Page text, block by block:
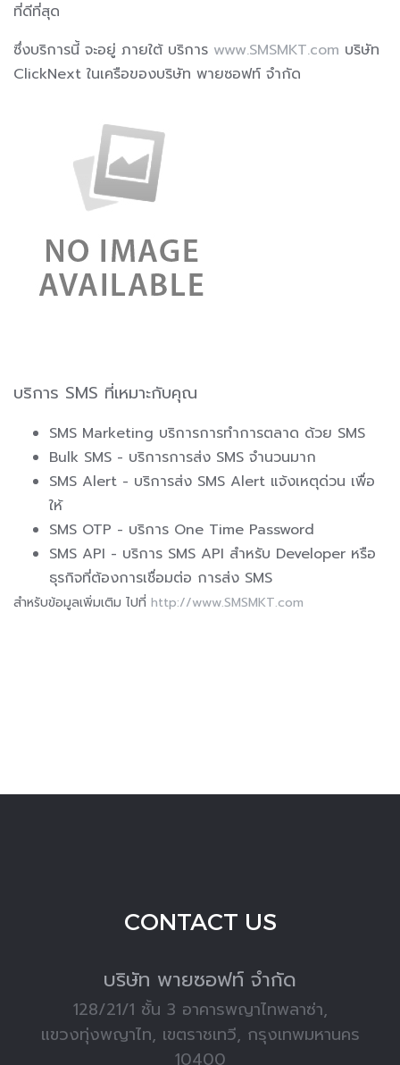
ที่ดีที่สุด
ซึ่งบริการนี้ จะอยู่ ภายใต้ บริการ www.SMSMKT.com บริษัท
ClickNext ในเครือของบริษัท พายซอฟท์ จำกัด
บริการ SMS ที่เหมาะกับคุณ
SMS Marketing บริการการทำการตลาด ด้วย SMS
Bulk SMS - บริการการส่ง SMS จำนวนมาก
SMS Alert - บริการส่ง SMS Alert แจ้งเหตุด่วน เพื่อ
ให้
SMS OTP - บริการ One Time Password
SMS API - บริการ SMS API สำหรับ Developer หรือ
ธุรกิจที่ต้องการเชื่อมต่อ การส่ง SMS
สำหรับข้อมูลเพิ่มเติม ไปที่ http://www.SMSMKT.com
CONTACT US
บริษัท พายซอฟท์ จำกัด
128/21/1 ชั้น 3 อาคารพญาไทพลาซ่า,
แขวงทุ่งพญาไท, เขตราชเทวี, กรุงเทพมหานคร